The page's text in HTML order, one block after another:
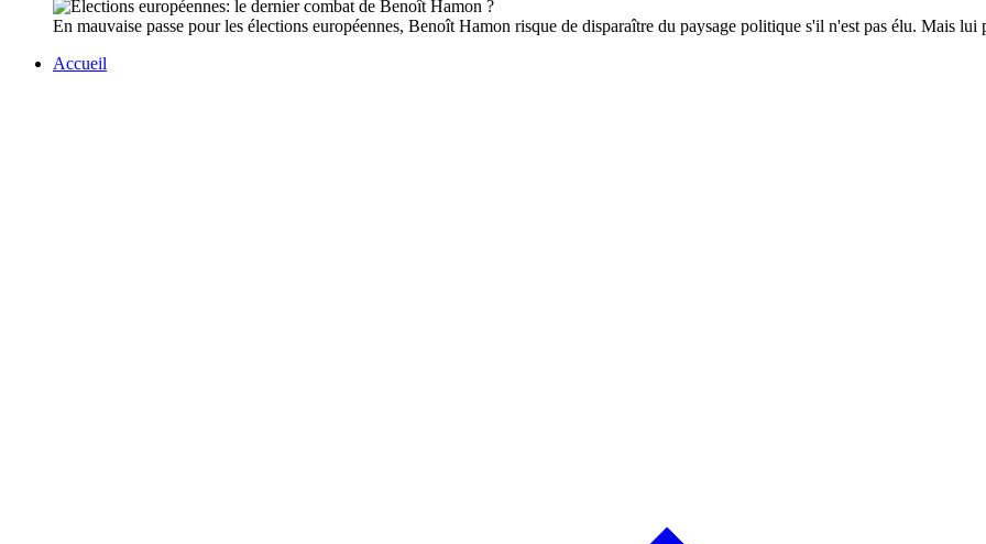
En mauvaise passe pour les élections européennes, Benoît Hamon risque de disparaître du paysage politique s'il n'est pas élu. Mais lui
Accueil